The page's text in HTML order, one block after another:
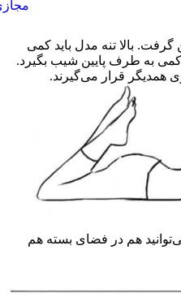
گرفت. بالا تنه مدل باید کمی
به طرف پایین شیب بگیرد.
همدیگر قرار می‌گیرند.
هم در فضای بسته هم